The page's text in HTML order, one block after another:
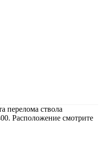
перелома ствола
Расположение смотрите